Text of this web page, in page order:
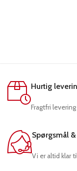
Hurtig
Fragtfri
Spørgsmål
Vi er altid klar